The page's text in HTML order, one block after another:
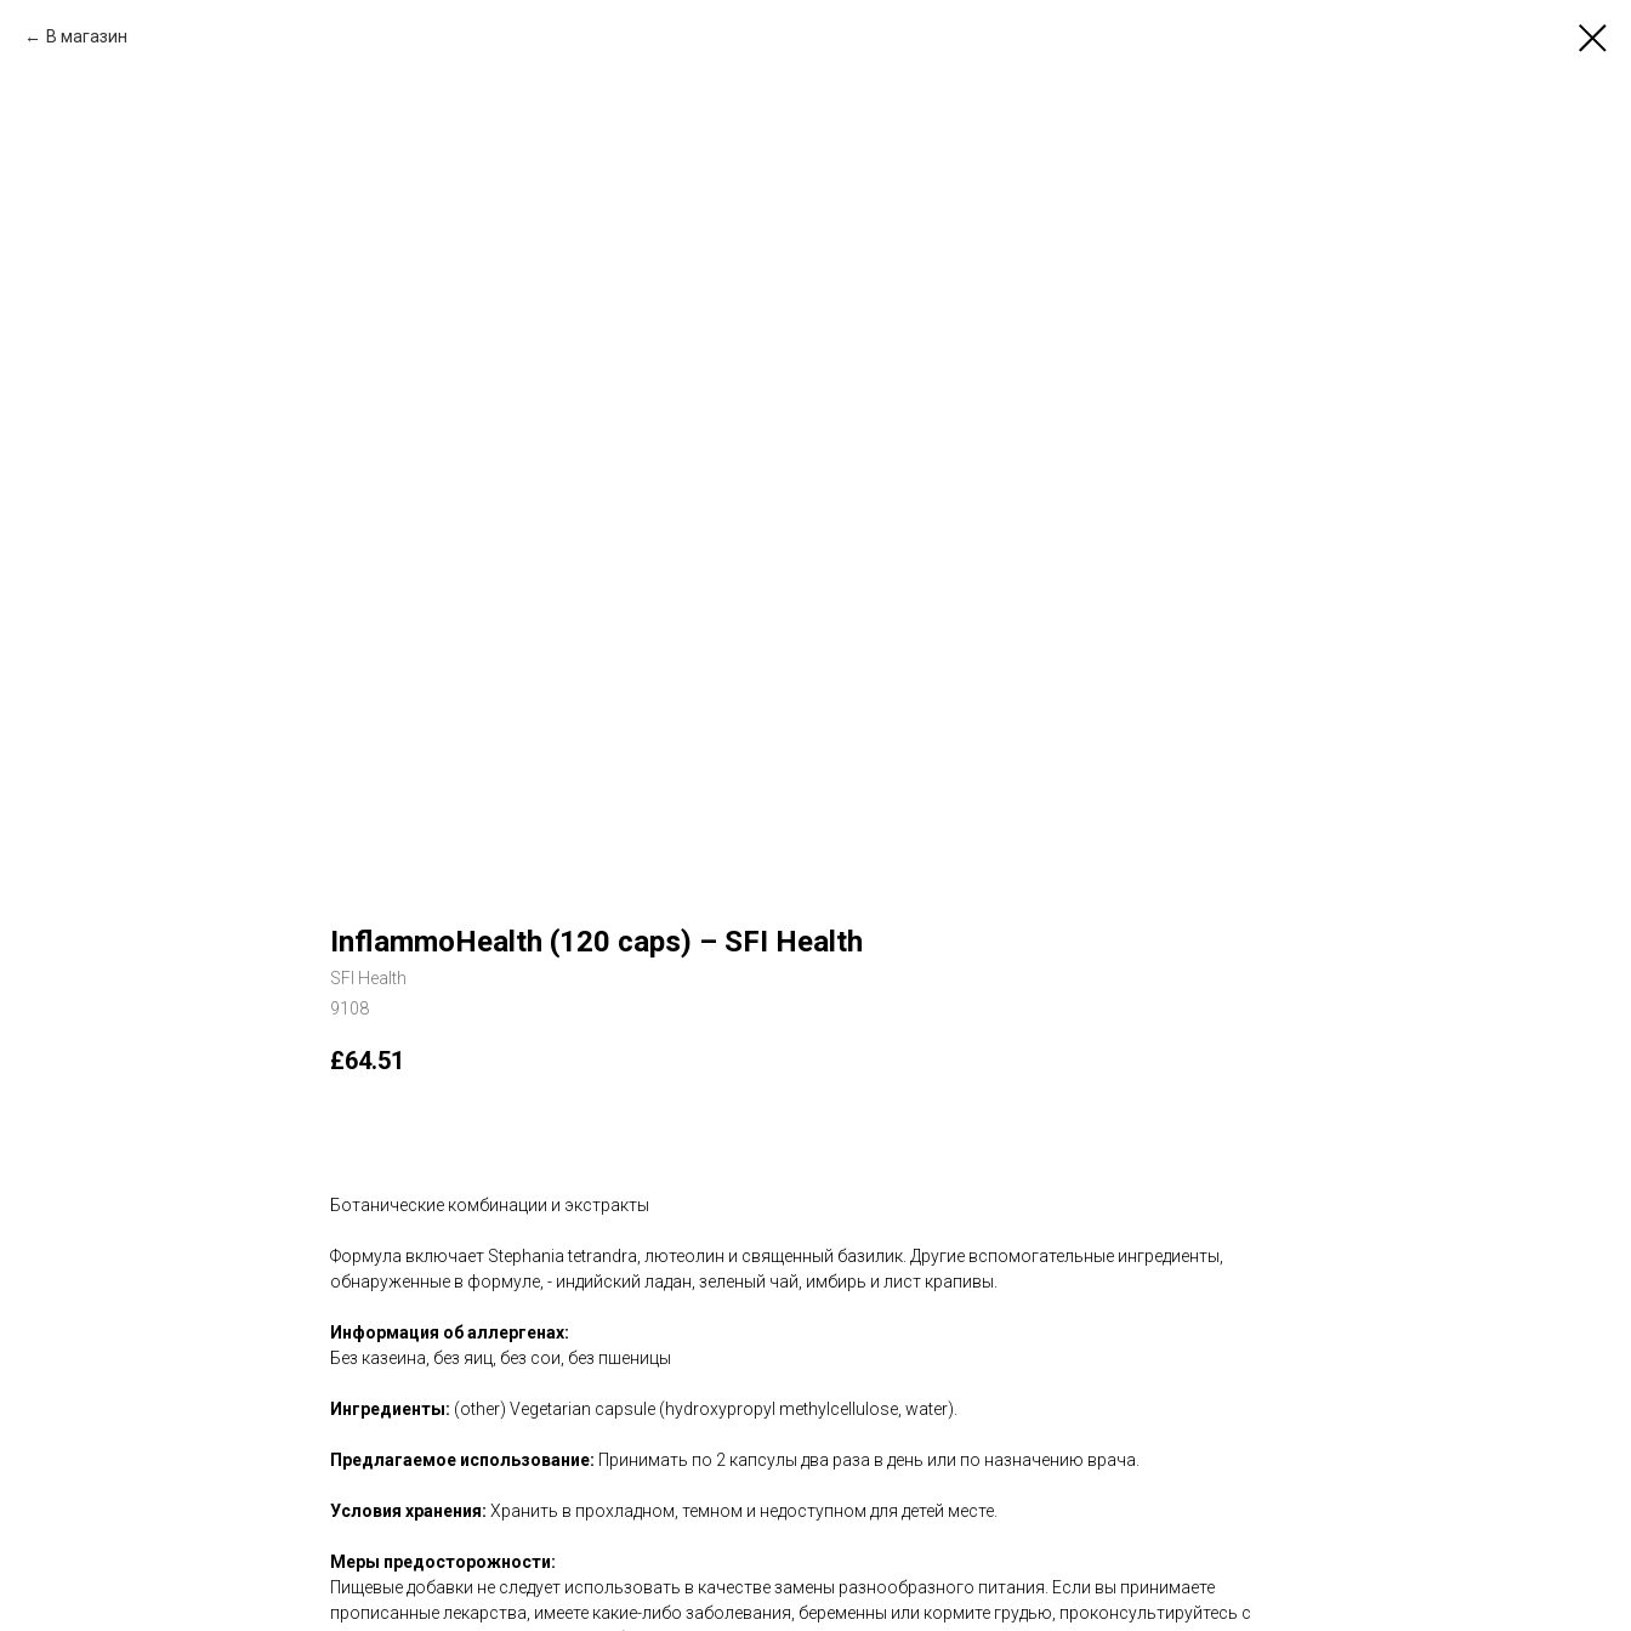
В магазин
InflammoHealth (120 caps) – SFI Health
SFI Health
9108
£64.51
Ботанические комбинации и экстракты
Формула включает Stephania tetrandra, лютеолин и священный базилик. Другие вспомогательные ингредиенты,
обнаруженные в формуле, - индийский ладан, зеленый чай, имбирь и лист крапивы.
Информация об аллергенах:
Без казеина, без яиц, без сои, без пшеницы
Ингредиенты: (other) Vegetarian capsule (hydroxypropyl methylcellulose, water).
Предлагаемое использование: Принимать по 2 капсулы два раза в день или по назначению врача.
Условия хранения: Хранить в прохладном, темном и недоступном для детей месте.
Меры предосторожности:
Пищевые добавки не следует использовать в качестве замены разнообразного питания. Если вы принимаете
прописанные лекарства, имеете какие-либо заболевания, беременны или кормите грудью, проконсультируйтесь с